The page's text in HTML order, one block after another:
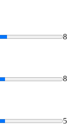
8
8
5